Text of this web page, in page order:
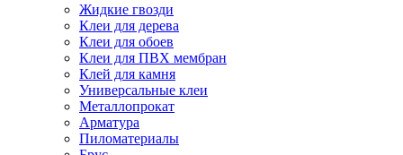
Жидкие гвозди
Клеи для дерева
Клеи для обоев
Клеи для ПВХ мембран
Клей для камня
Универсальные клеи
Металлопрокат
Арматура
Пиломатериалы